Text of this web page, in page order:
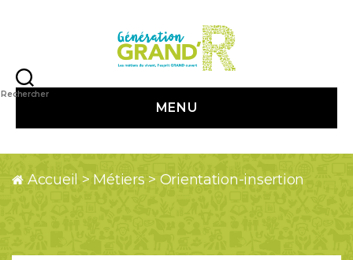
Rechercher
R
MENU
Accueil > Métiers > Orientation-insertion